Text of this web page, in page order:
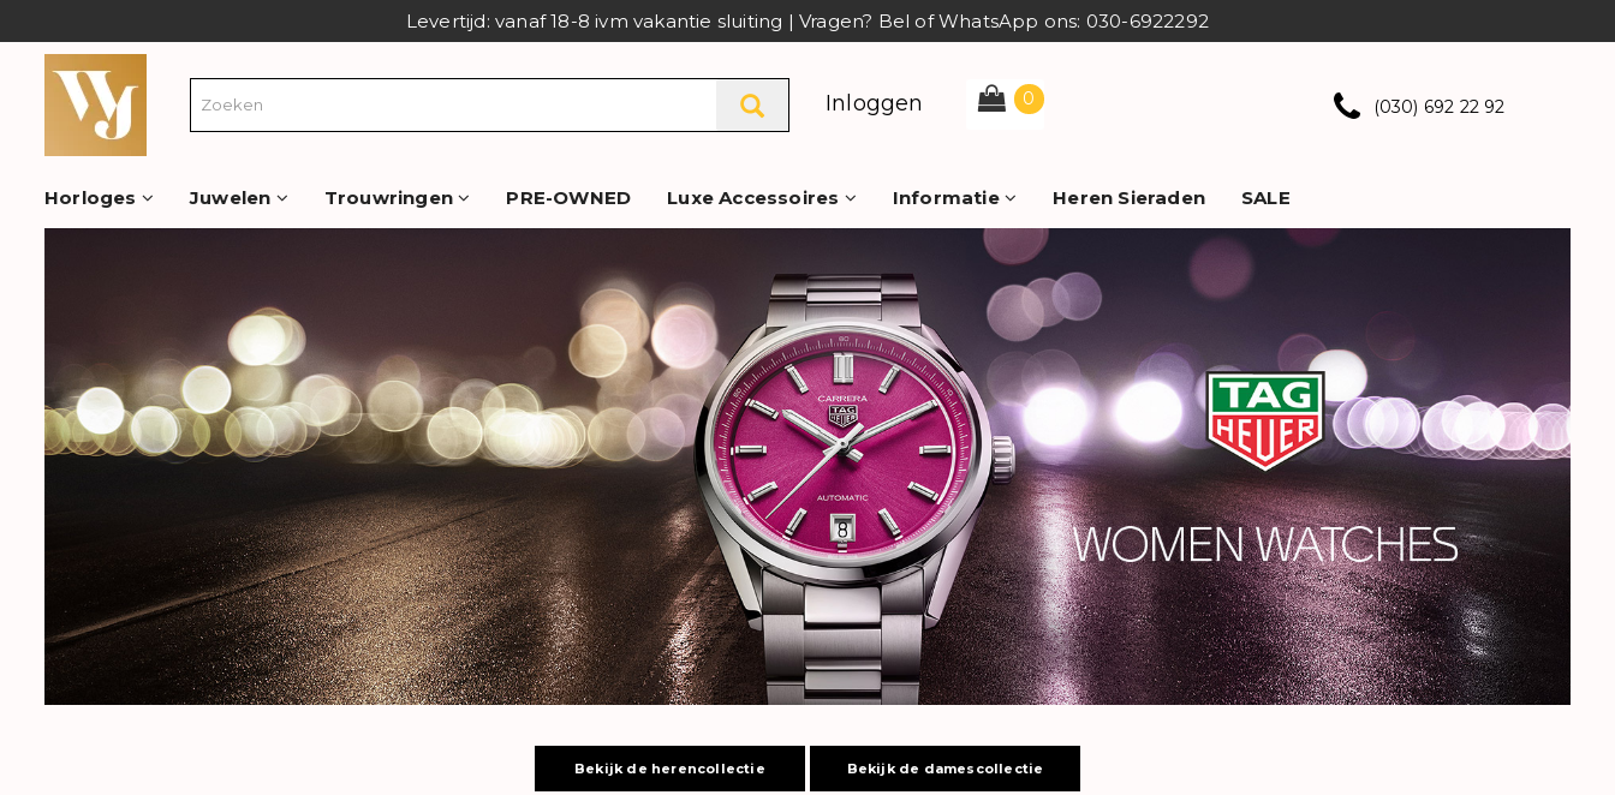
Levertijd: vanaf 18-8 ivm vakantie sluiting | Vragen? Bel of WhatsApp ons: 030-6922292
Inloggen 0 (030) 692 22 92
Horloges Juwelen Trouwringen PRE-OWNED Luxe Accessoires Informatie Heren Sieraden SALE
Bekijk de herencollectie Bekijk de damescollectie